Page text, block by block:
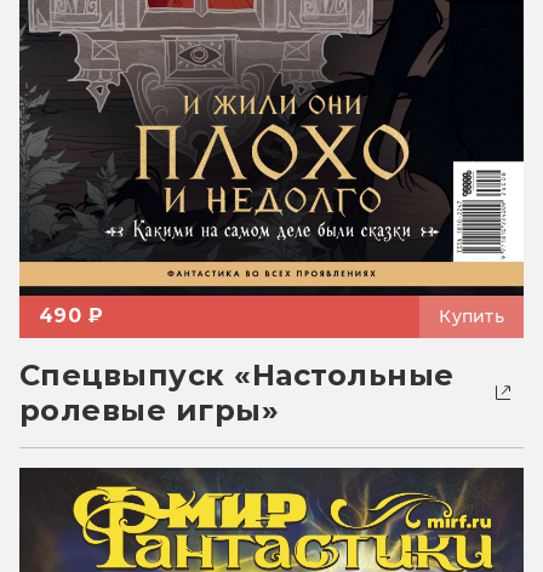
490 ₽ Купить
Спецвыпуск «Настольные
ролевые игры»